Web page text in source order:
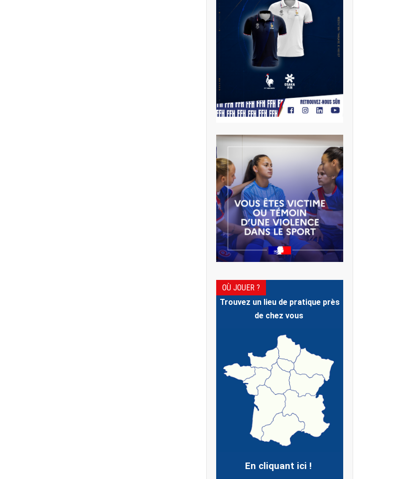
OÙ JOUER ?
Trouvez un lieu de pratique près
de chez vous
En cliquant ici !